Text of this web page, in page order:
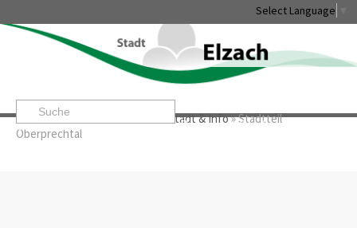
Select Language
Startseite» Stadt & Info»Stadtteil
Oberprechtal
Leben & Erleben Rathaus & Service Stadtentwicklung &